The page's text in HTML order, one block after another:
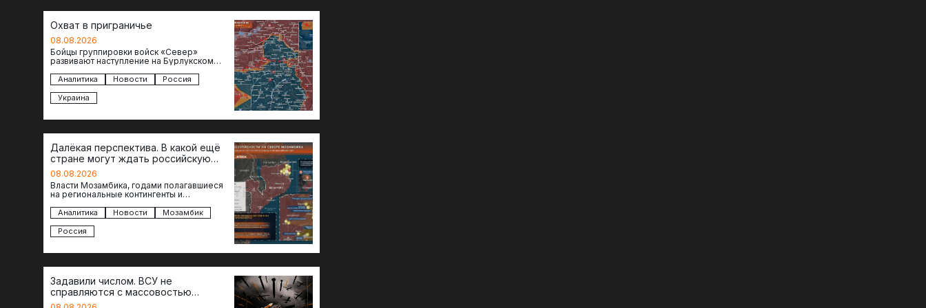
Охват в приграничье
08.08.2026
Бойцы группировки войск «Север»
развивают наступление на Бурлукском
теснят противника сразу на нескольких
участках, создавая угрозу охвата…
Аналитика Новости
Россия
Украина
Далёкая перспектива. В какой ещё
стране могут ждать российскую
военную помощь?
08.08.2026
Власти Мозамбика, годами полагавшиеся
на региональные контингенты и
обращаются к российской стороне за
консультациями в…
Аналитика Новости
Мозамбик
Россия
Задавили числом. ВСУ не
справляются с массовостью
ударов?